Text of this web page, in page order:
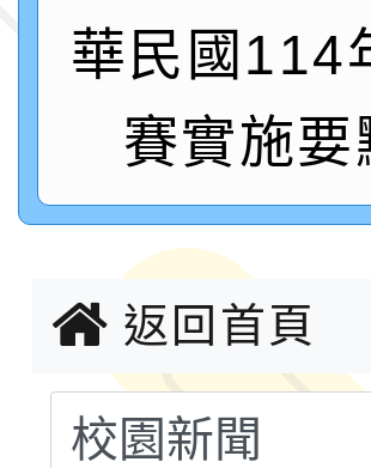
運動系列徵選
成果展」
2026城鎮韌性
年八月份教師
國立成功大
融平台-教案
115學年度「
計畫子計畫十
小時認證研習
115年度「教
義教育推展貢
轉知桃園市
共運輸服務，
115年第二屆
華民國114
賽實施
返回首頁